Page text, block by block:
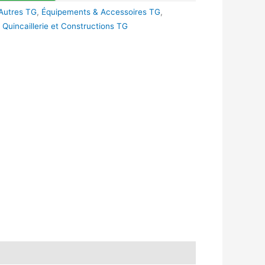
TG, Équipements & Accessoires TG,
Quincaillerie et Constructions TG